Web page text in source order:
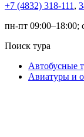
+7 (4832) 318-111 ,
пн-пт 09:00–18:00;
Поиск тура
Автобусные
Авиатуры и